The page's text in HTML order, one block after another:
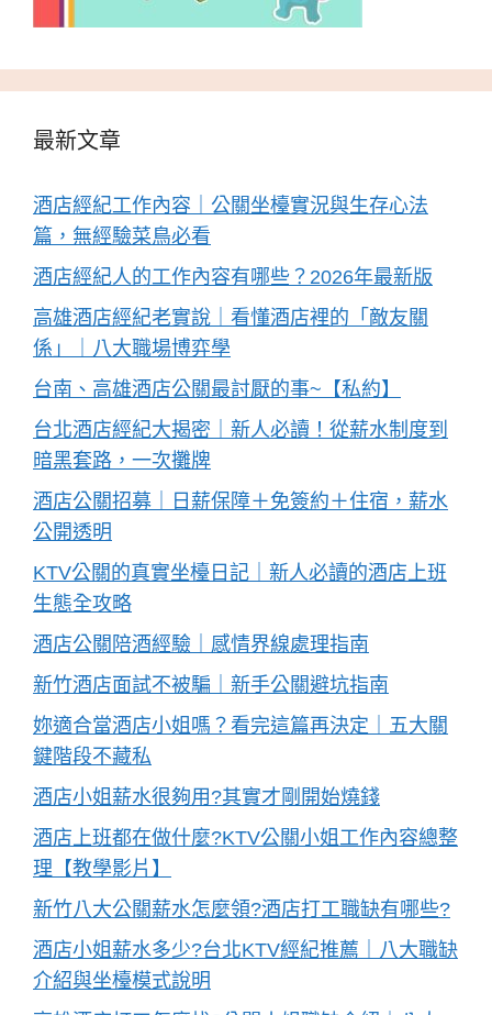
最新文章
酒店經紀工作內容｜公關坐檯實況與生存心法
篇，無經驗菜鳥必看
酒店經紀人的工作內容有哪些？2026年最新版
高雄酒店經紀老實說｜看懂酒店裡的「敵友關
係」｜八大職場博弈學
台南、高雄酒店公關最討厭的事~【私約】
台北酒店經紀大揭密｜新人必讀！從薪水制度到
暗黑套路，一次攤牌
酒店公關招募｜日薪保障＋免簽約＋住宿，薪水
公開透明
KTV公關的真實坐檯日記｜新人必讀的酒店上班
生態全攻略
酒店公關陪酒經驗｜感情界線處理指南
新竹酒店面試不被騙｜新手公關避坑指南
妳適合當酒店小姐嗎？看完這篇再決定｜五大關
鍵階段不藏私
酒店小姐薪水很夠用?其實才剛開始燒錢
酒店上班都在做什麼?KTV公關小姐工作內容總整
理【教學影片】
新竹八大公關薪水怎麼領?酒店打工職缺有哪些?
酒店小姐薪水多少?台北KTV經紀推薦｜八大職缺
介紹與坐檯模式說明